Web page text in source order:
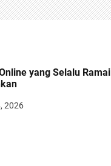
yang Selalu Ramai
2026